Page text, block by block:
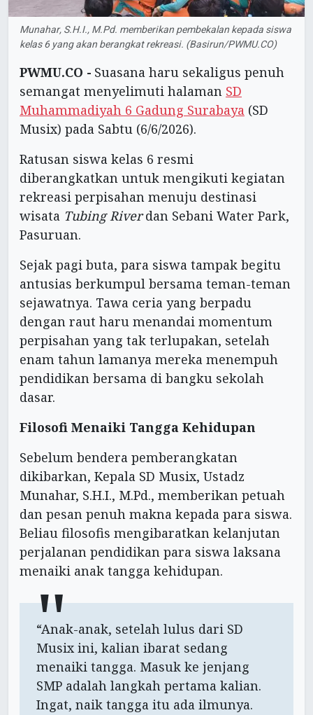
Munahar, S.H.I., M.Pd. memberikan pembekalan kepada siswa
kelas 6 yang akan berangkat rekreasi. (Basirun/PWMU.CO)
PWMU.CO - Suasana haru sekaligus penuh
semangat menyelimuti halaman SD
Muhammadiyah 6 Gadung Surabaya (SD
Musix) pada Sabtu (6/6/2026).
Ratusan siswa kelas 6 resmi
diberangkatkan untuk mengikuti kegiatan
rekreasi perpisahan menuju destinasi
wisata Tubing Riverdan Sebani Water Park,
Pasuruan.
Sejak pagi buta, para siswa tampak begitu
antusias berkumpul bersama teman-teman
sejawatnya. Tawa ceria yang berpadu
dengan raut haru menandai momentum
perpisahan yang tak terlupakan, setelah
enam tahun lamanya mereka menempuh
pendidikan bersama di bangku sekolah
dasar.
Filosofi Menaiki Tangga Kehidupan
Sebelum bendera pemberangkatan
dikibarkan, Kepala SD Musix, Ustadz
Munahar, S.H.I., M.Pd., memberikan petuah
dan pesan penuh makna kepada para siswa.
Beliau filosofis mengibaratkan kelanjutan
perjalanan pendidikan para siswa laksana
menaiki anak tangga kehidupan.
“Anak-anak, setelah lulus dari SD
Musix ini, kalian ibarat sedang
menaiki tangga. Masuk ke jenjang
SMP adalah langkah pertama kalian.
Ingat, naik tangga itu ada ilmunya.